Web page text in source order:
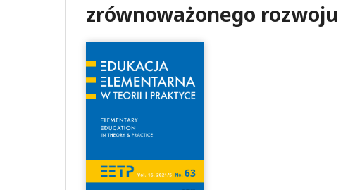
zrównoważonego rozwoju